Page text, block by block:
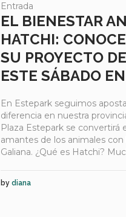
Entrada
EL BIENESTAR
HATCHI:
SU PROYECTO
ESTE SÁBADO
En Estepark seguimos
diferencia en nuestra
Plaza Estepark se
amantes de los animales
Galiana. ¿Qué es Hatchi?
by diana